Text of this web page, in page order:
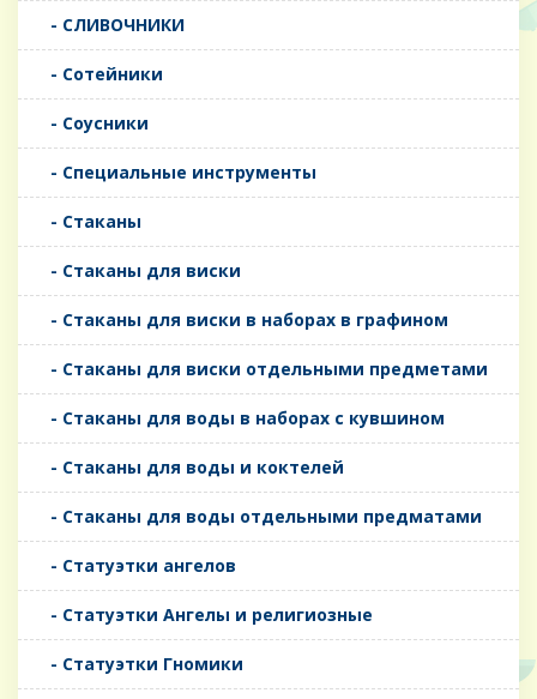
- СЛИВОЧНИКИ
- Сотейники
- Соусники
- Специальные инструменты
- Стаканы
- Стаканы для виски
- Стаканы для виски в наборах в графином
- Стаканы для виски отдельными предметами
- Стаканы для воды в наборах с кувшином
- Стаканы для воды и коктелей
- Стаканы для воды отдельными предматами
- Статуэтки ангелов
- Статуэтки Ангелы и религиозные
- Статуэтки Гномики